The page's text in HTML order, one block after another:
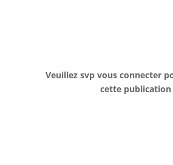
Veuillez svp vous connecter
cette publication